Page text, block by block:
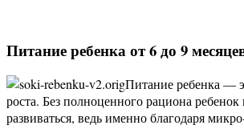
Питание ребенка от 6 до 9
Питание ребенка —
роста. Без полноценного рациона
развиваться, ведь именно благодаря